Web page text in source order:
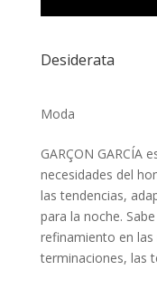
Desiderata
Moda
GARÇON GARCÍA
necesidades del
las tendencias,
para la noche.
refinamiento en
terminaciones, las